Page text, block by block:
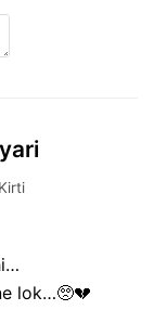
Kirti
ne lok…🥺💔